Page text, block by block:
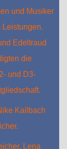
und Musiker
Leistungen.
Edeltraud
die
und D3-
Kailbach
Lena